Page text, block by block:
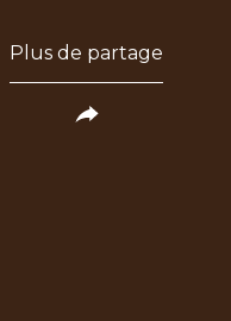
Plus de partage